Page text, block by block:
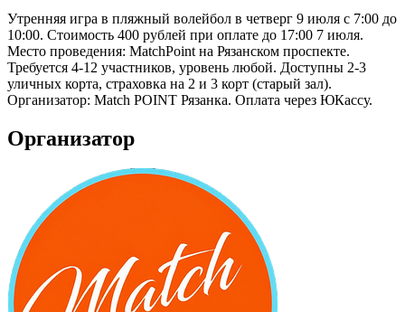
Утренняя игра в пляжный волейбол в четверг 9 июля с 7:00 до
10:00. Стоимость 400 рублей при оплате до 17:00 7 июля.
Место проведения: MatchPoint на Рязанском проспекте.
Требуется 4-12 участников, уровень любой. Доступны 2-3
уличных корта, страховка на 2 и 3 корт (старый зал).
Организатор: Match POINT Рязанка. Оплата через ЮКассу.
Организатор